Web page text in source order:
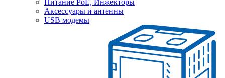
Питание PoE, Инжекторы
Аксессуары и антенны
USB модемы